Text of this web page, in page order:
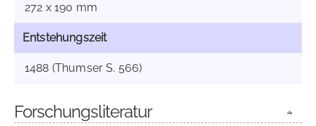
272 x 190 mm
Entstehungszeit
1488 (Thumser S. 566)
Forschungsliteratur